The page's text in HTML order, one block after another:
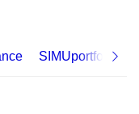
SIMUportfolio